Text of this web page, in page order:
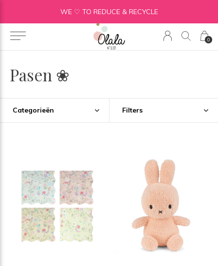
0
WE ♡ TO REDUCE & RECYCLE
Pasen ❀
Categorieën Filters